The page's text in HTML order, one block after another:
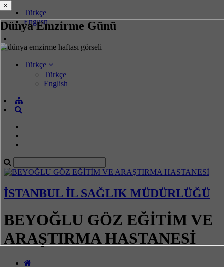
Dünya Emzirme Günü
Türkçe
English
Türkçe
Türkçe
English
İSTANBUL İL SAĞLIK MÜDÜRLÜĞÜ
BEYOĞLU GÖZ EĞİTİM VE
ARAŞTIRMA HASTANESİ
×